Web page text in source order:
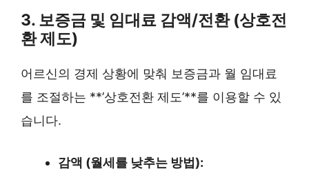
3. 보증금 및 임대료 감액/전환 (상호전
환 제도)
어르신의 경제 상황에 맞춰 보증금과 월 임대료
를 조절하는 **’상호전환 제도’**를 이용할 수 있
습니다.
감액 (월세를 낮추는 방법):